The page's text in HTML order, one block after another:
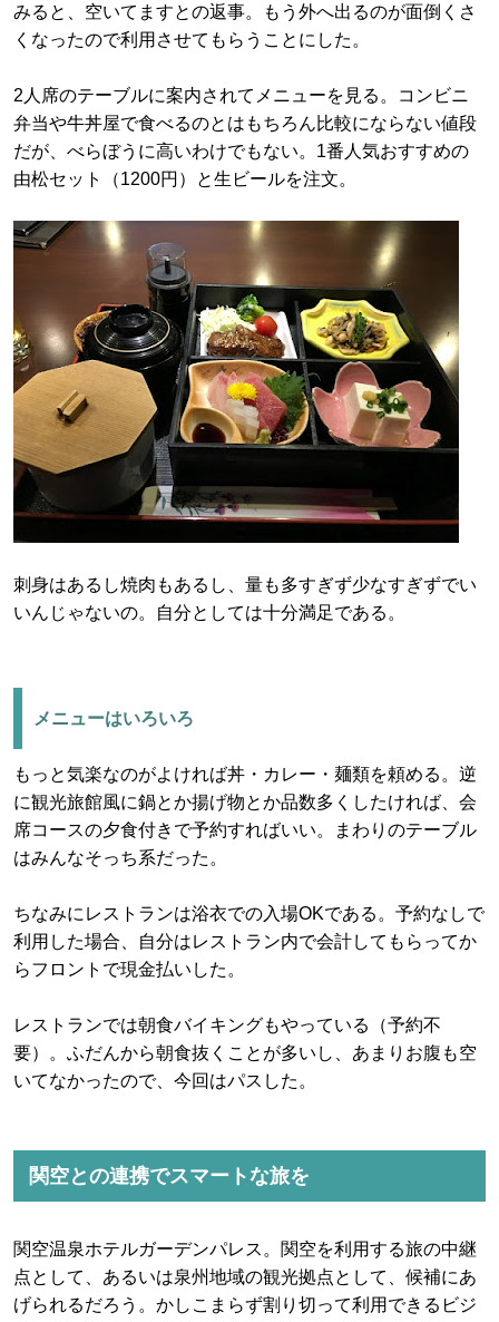
みると、空いてますとの返事。もう外へ出るのが面倒くさ
くなったので利用させてもらうことにした。
2人席のテーブルに案内されてメニューを見る。コンビニ
弁当や牛丼屋で食べるのとはもちろん比較にならない値段
だが、べらぼうに高いわけでもない。1番人気おすすめの
由松セット（1200円）と生ビールを注文。
刺身はあるし焼肉もあるし、量も多すぎず少なすぎずでい
いんじゃないの。自分としては十分満足である。
メニューはいろいろ
もっと気楽なのがよければ丼・カレー・麺類を頼める。逆
に観光旅館風に鍋とか揚げ物とか品数多くしたければ、会
席コースの夕食付きで予約すればいい。まわりのテーブル
はみんなそっち系だった。
ちなみにレストランは浴衣での入場OKである。予約なしで
利用した場合、自分はレストラン内で会計してもらってか
らフロントで現金払いした。
レストランでは朝食バイキングもやっている（予約不
要）。ふだんから朝食抜くことが多いし、あまりお腹も空
いてなかったので、今回はパスした。
関空との連携でスマートな旅を
関空温泉ホテルガーデンパレス。関空を利用する旅の中継
点として、あるいは泉州地域の観光拠点として、候補にあ
げられるだろう。かしこまらず割り切って利用できるビジ